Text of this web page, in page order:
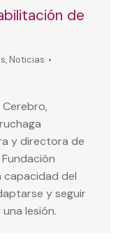
de
, Noticias
y directora de
capacidad del
y seguir
lesión.